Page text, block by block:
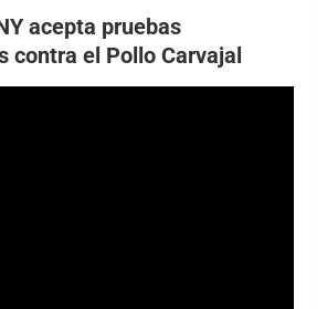
acepta pruebas
contra el Pollo Carvajal